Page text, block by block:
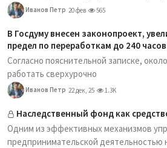
Иванов Петр 20 фев 565
В Госдуму внесен законопроект,
предел по переработкам до 240 часов
Согласно пояснительной записке,
работать сверхурочно
Иванов Петр 22 дек, 25 1.3K
Наследственный фонд как
Одним из эффективных механизмов
предпринимательской деятельностью